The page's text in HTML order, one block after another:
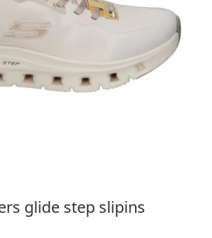
glide step slipins